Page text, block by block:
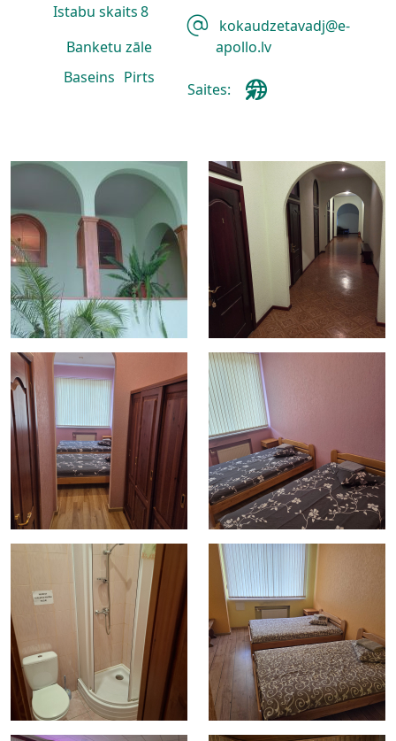
Istabu skaits8
Banketu zāle
Baseins Pirts
kokaudzetavadj@e-
apollo.lv
Saites: